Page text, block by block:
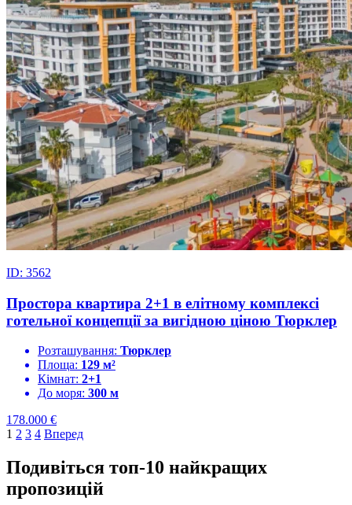
ID: 3562
Простора квартира 2+1 в елітному комплексі
готельної концепції за вигідною ціною Тюрклер
Розташування: Тюрклер
Площа: 129 м²
Кімнат: 2+1
До моря: 300 м
178.000 €
1 2 3 4 Вперед
Подивіться топ-10 найкращих
пропозицій